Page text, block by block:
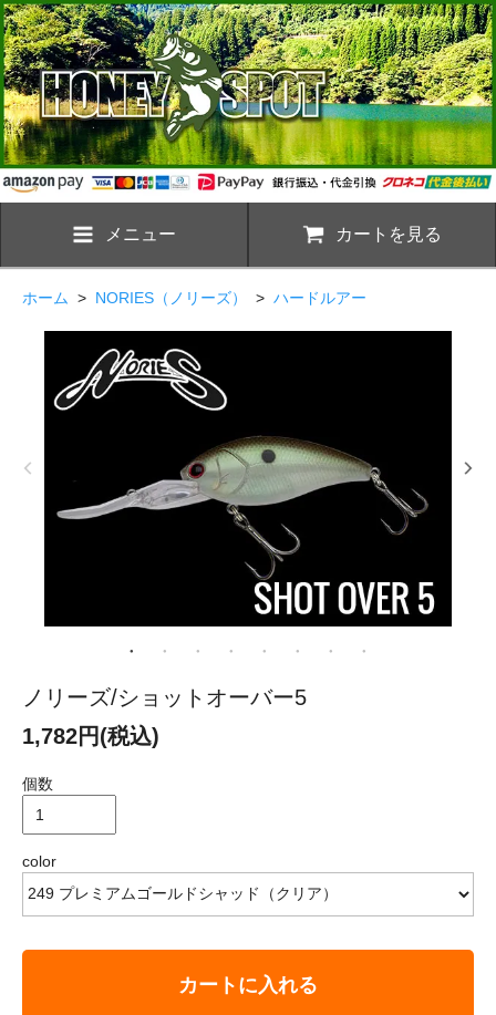
メニュー カートを見る
ホーム > NORIES（ノリーズ） > ハードルアー
ノリーズ/ショットオーバー5
1,782円(税込)
個数
color
カートに入れる